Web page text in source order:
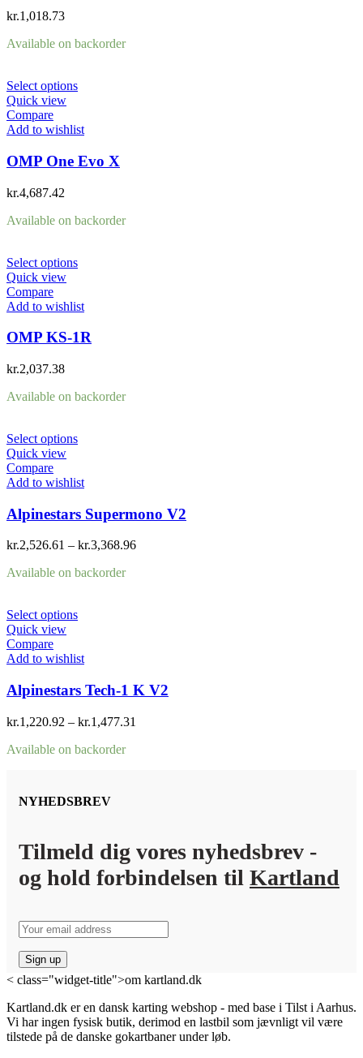
kr.1,018.73
Available on backorder
Select options
Quick view
Compare
Add to wishlist
OMP One Evo X
kr.4,687.42
Available on backorder
Select options
Quick view
Compare
Add to wishlist
OMP KS-1R
kr.2,037.38
Available on backorder
Select options
Quick view
Compare
Add to wishlist
Alpinestars Supermono V2
kr.2,526.61 – kr.3,368.96
Available on backorder
Select options
Quick view
Compare
Add to wishlist
Alpinestars Tech-1 K V2
kr.1,220.92 – kr.1,477.31
Available on backorder
NYHEDSBREV
Tilmeld dig vores nyhedsbrev -
og hold forbindelsen til Kartland
< class="widget-title">om kartland.dk
Kartland.dk er en dansk karting webshop - med base i Tilst i Aarhus.
Vi har ingen fysisk butik, derimod en lastbil som jævnligt vil være
tilstede på de danske gokartbaner under løb.